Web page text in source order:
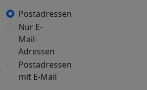
Postadressen
Nur E-
Mail-
Adressen
Postadressen
mit E-Mail